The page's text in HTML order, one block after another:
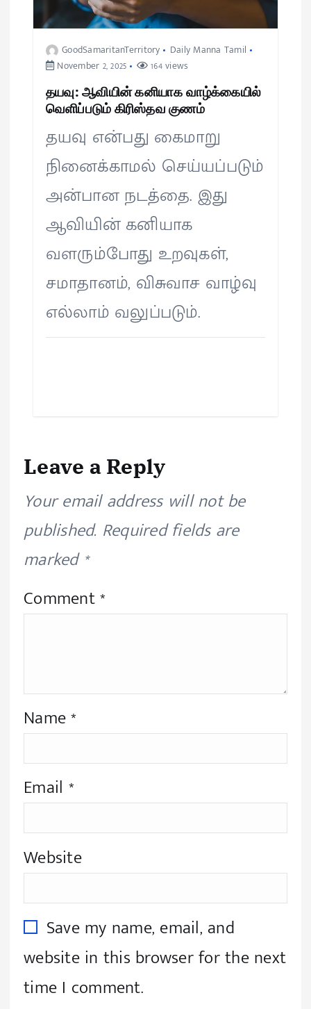
GoodSamaritanTerritory
Daily Manna Tamil
November 2, 2025
164 views
தயவு: ஆவியின் கனியாக வாழ்க்கையில்
வெளிப்படும் கிரிஸ்தவ குணம்
தயவு என்பது கைமாறு
நினைக்காமல் செய்யப்படும்
அன்பான நடத்தை. இது
ஆவியின் கனியாக
வளரும்போது உறவுகள்,
சமாதானம், விசுவாச வாழ்வு
எல்லாம் வலுப்படும்.
Leave a Reply
Your email address will not be
published. Required fields are
marked*
Comment*
Name*
Email *
Website
Save my name, email, and
website in this browser for the next
time I comment.